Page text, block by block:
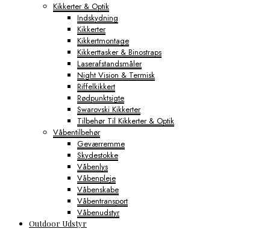
Kikkerter & Optik
Indskydning
Kikkerter
Kikkertmontage
Kikkerttasker & Binostraps
Laserafstandsmåler
Night Vision & Termisk
Riffelkikkert
Rødpunktsigte
Swarovski Kikkerter
Tilbehør Til Kikkerter & Optik
Våbentilbehør
Geværremme
Skydestokke
Våbenlys
Våbenpleje
Våbenskabe
Våbentransport
Våbenudstyr
Outdoor Udstyr